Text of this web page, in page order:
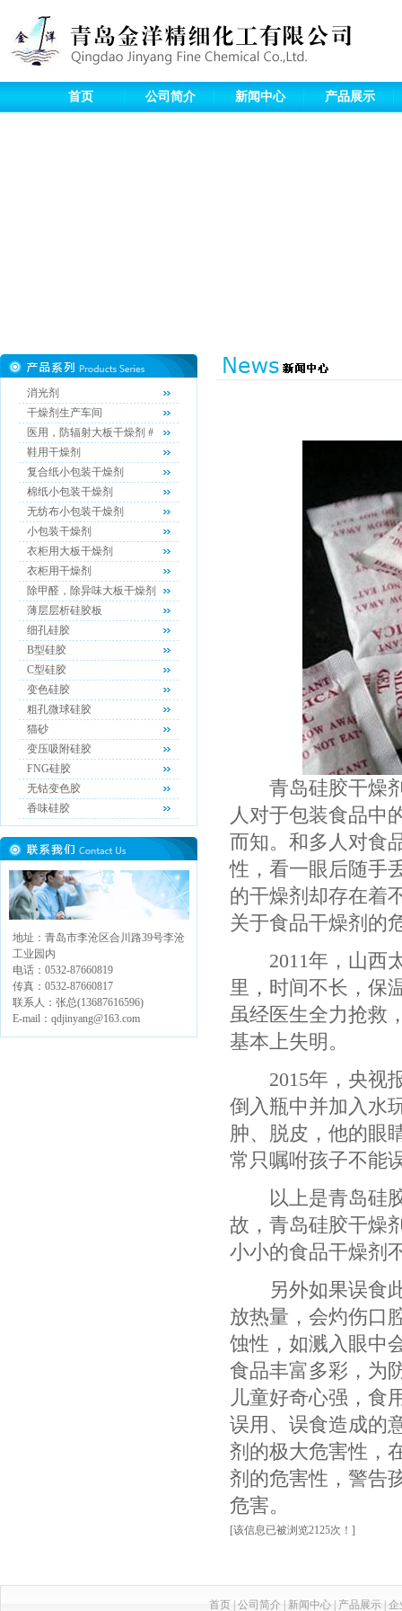
首页 公司简介 新闻中心 产品展示
消光剂
干燥剂生产车间
医用，防辐射大板干燥剂 #
鞋用干燥剂
复合纸小包装干燥剂
棉纸小包装干燥剂
无纺布小包装干燥剂
小包装干燥剂
衣柜用大板干燥剂
衣柜用干燥剂
除甲醛，除异味大板干燥剂
薄层层析硅胶板
细孔硅胶
B型硅胶
C型硅胶
变色硅胶
粗孔微球硅胶
猫砂
变压吸附硅胶
FNG硅胶
无钴变色胶
香味硅胶
地址：青岛市李沧区合川路39号李沧
工业园内
电话：0532-87660819
传真：0532-87660817
联系人：张总(13687616596)
E-mail：qdjinyang@163.com
青岛硅胶干燥剂
人对于包装食品中
而知。和多人对食
性，看一眼后随手
的干燥剂却存在着
关于食品干燥剂的
2011年，山西太
里，时间不长，保
虽经医生全力抢救
基本上失明。
2015年，央视报
倒入瓶中并加入水
肿、脱皮，他的眼
常只嘱咐孩子不能
以上是青岛硅胶
故，青岛硅胶干燥
小小的食品干燥剂
另外如果误食此
放热量，会灼伤口
蚀性，如溅入眼中
食品丰富多彩，为
儿童好奇心强，食
误用、误食造成的
剂的极大危害性，
剂的危害性，警告
危害。
[该信息已被浏览2125次！]
首页 公司简介 新闻中心 产品展示 企